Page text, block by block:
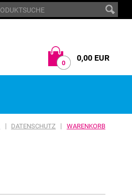
0 0,00 EUR
| DATENSCHUTZ | WARENKORB